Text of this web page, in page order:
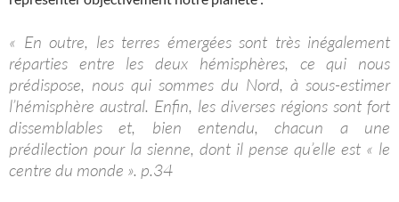
« En outre, les terres émergées sont très inégalement
réparties entre les deux hémisphères, ce qui nous
prédispose, nous qui sommes du Nord, à sous-estimer
l’hémisphère austral. Enfin, les diverses régions sont fort
dissemblables et, bien entendu, chacun a une
prédilection pour la sienne, dont il pense qu’elle est « le
centre du monde ». p.34